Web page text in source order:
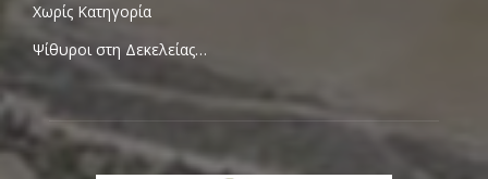
Χωρίς Κατηγορία
Ψίθυροι στη Δεκελείας…